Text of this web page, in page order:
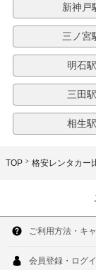
新神戸
三ノ宮
明石駅
三田駅
相生駅
TOP 格安レンタカー